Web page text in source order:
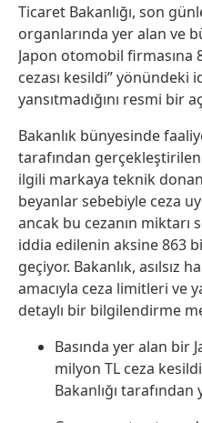
Ticaret Bakanlığı, son
organlarında yer alan ve
Japon otomobil firmasına
cezası kesildi” yönündeki
yansıtmadığını resmi bir
Bakanlık bünyesinde
tarafından
ilgili markaya teknik
beyanlar sebebiyle ceza
ancak bu cezanın miktarı
iddia edilenin aksine 863
geçiyor. Bakanlık, asılsız
amacıyla ceza limitleri ve
detaylı bir bilgilendirme
Basında yer alan bir
milyon TL ceza
Bakanlığı tarafından